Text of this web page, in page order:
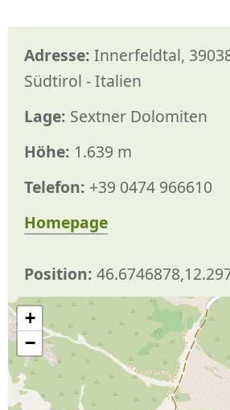
Adresse: Innerfeldtal,
Südtirol - Italien
Lage: Sextner Dolomiten
Höhe: 1.639 m
Telefon: +39 0474 966610
Homepage
Position:
+
−